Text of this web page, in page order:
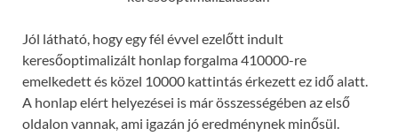
Jól látható, hogy egy fél évvel ezelőtt indult
keresőoptimalizált honlap forgalma 410000-re
emelkedett és közel 10000 kattintás érkezett ez idő alatt.
A honlap elért helyezései is már összességében az első
oldalon vannak, ami igazán jó eredménynek minősül.